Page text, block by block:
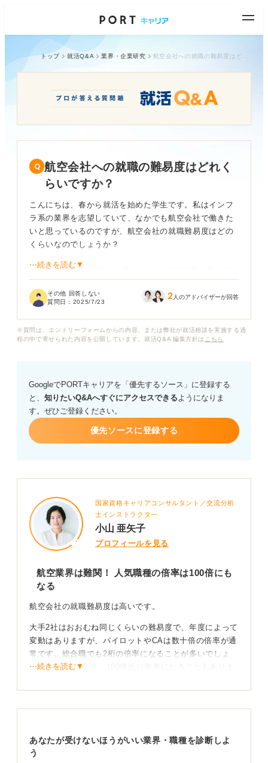
トップ 就活Q&A 業界・企業研究
航空会社への就職の難易度はどれく
らいですか？
こんにちは、春から就活を始めた学生です。私はインフ
ラ系の業界を志望していて、なかでも航空会社で働きた
いと思っているのですが、航空会社の就職難易度はどの
くらいなのでしょうか？
JALとANAの大手2強の企業はやはり就職倍率は高いです
っています。航空会社の就職難易度は職種によっても違
を教えていただきたいです。また、航空会社から内定を
もらうためには、どんな風に就活を進めていけば良いの
かについてもアドバイスをお願いします。
⋯続きを読む▼
その他 回答しない
質問日： 2025/7/23 2 人のアドバイザーが回答
※質問は、エントリーフォームからの内容、または弊社が就活相談を実施する過
程の中で寄せられた内容を公開しています。就活Q&A 編集方針は こちら
GoogleでPORTキャリアを「優先するソース」に登録する
と、 知りたいQ&Aへすぐにアクセスできるようになりま
す。ぜひご登録ください。
優先ソースに登録する
国家資格キャリアコンサルタント／交流分析
士インストラクタ―
小山 亜矢子
プロフィールを見る
航空業界は難関！ 人気職種の倍率は100倍にも
なる
航空会社の就職難易度は高いです。
大手2社はおおむね同じくらいの難易度で、年度によって
変動はありますが、パイロットやCAは数十倍の倍率が通
常です。総合職でも2桁の倍率になることが多いでしょ
う。CAは特に高く、100倍近い倍率になることもありま
また、グランドスタッフであれば、航空会社直雇用のグ
ランドスタッフもあれば、地方空港に就職してグランド
⋯続きを読む▼
あなたが受けないほうがいい業界・職種を診断しよ
う